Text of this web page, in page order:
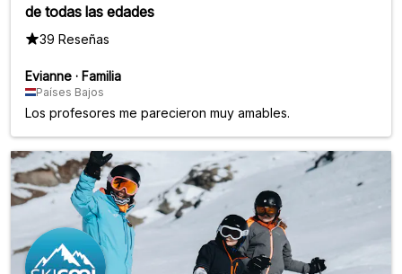
de todas las edades
39 Reseñas
Evianne · Familia
Países Bajos
Los profesores me parecieron muy amables.